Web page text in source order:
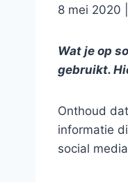
8 mei 2020
Wat je op
gebruikt.
Onthoud
informatie
social media